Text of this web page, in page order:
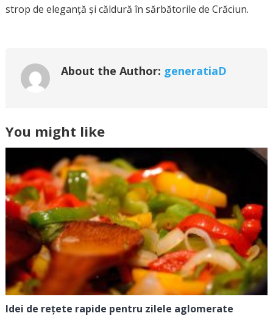
strop de eleganță și căldură în sărbătorile de Crăciun.
About the Author: generatiaD
You might like
Idei de rețete rapide pentru zilele aglomerate